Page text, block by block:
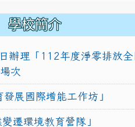
學校簡介
辦理「112年度淨零排放全
次
展國際增能工作坊」
遷環境教育營隊」